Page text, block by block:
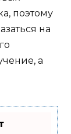
поэтому
на
а